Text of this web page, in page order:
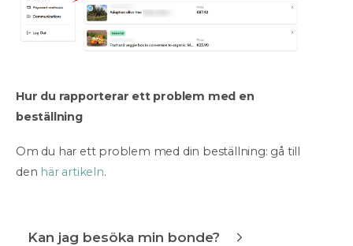
Hur du rapporterar ett problem med en
beställning
Om du har ett problem med din beställning: gå till
den här artikeln.
Kan jag besöka min bonde?